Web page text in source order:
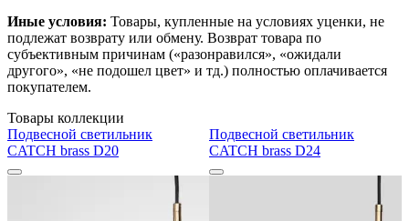
Иные условия: Товары, купленные на условиях уценки, не
подлежат возврату или обмену. Возврат товара по
субъективным причинам («разонравился», «ожидали
другого», «не подошел цвет» и тд.) полностью оплачивается
покупателем.
Товары коллекции
Подвесной светильник
CATCH brass D20
Подвесной светильник
CATCH brass D24